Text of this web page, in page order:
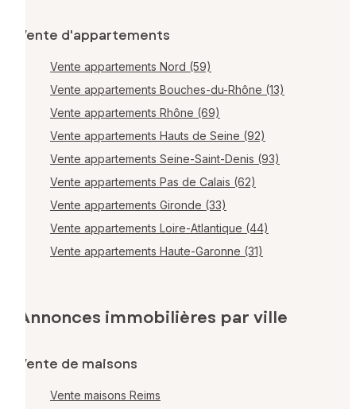
Vente d'appartements
Vente appartements Nord (59)
Vente appartements Bouches-du-Rhône (13)
Vente appartements Rhône (69)
Vente appartements Hauts de Seine (92)
Vente appartements Seine-Saint-Denis (93)
Vente appartements Pas de Calais (62)
Vente appartements Gironde (33)
Vente appartements Loire-Atlantique (44)
Vente appartements Haute-Garonne (31)
Annonces immobilières par ville
Vente de maisons
Vente maisons Reims